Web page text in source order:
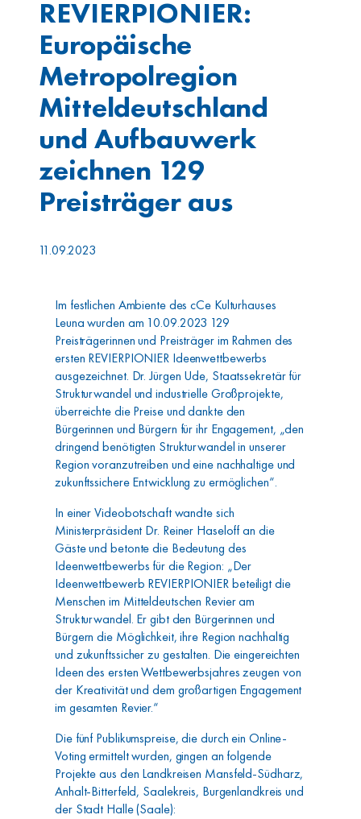
REVIERPIONIER:
Europäische
Metropolregion
Mitteldeutschland
und Aufbauwerk
zeichnen 129
Preisträger aus
11.09.2023
Im festlichen Ambiente des cCe Kulturhauses
Leuna wurden am 10.09.2023 129
Preisträgerinnen und Preisträger im Rahmen des
ersten REVIERPIONIER Ideenwettbewerbs
ausgezeichnet. Dr. Jürgen Ude, Staatssekretär für
Strukturwandel und industrielle Großprojekte,
überreichte die Preise und dankte den
Bürgerinnen und Bürgern für ihr Engagement, „den
dringend benötigten Strukturwandel in unserer
Region voranzutreiben und eine nachhaltige und
zukunftssichere Entwicklung zu ermöglichen“.
In einer Videobotschaft wandte sich
Ministerpräsident Dr. Reiner Haseloff an die
Gäste und betonte die Bedeutung des
Ideenwettbewerbs für die Region: „Der
Ideenwettbewerb REVIERPIONIER beteiligt die
Menschen im Mitteldeutschen Revier am
Strukturwandel. Er gibt den Bürgerinnen und
Bürgern die Möglichkeit, ihre Region nachhaltig
und zukunftssicher zu gestalten. Die eingereichten
Ideen des ersten Wettbewerbsjahres zeugen von
der Kreativität und dem großartigen Engagement
im gesamten Revier.“
Die fünf Publikumspreise, die durch ein Online-
Voting ermittelt wurden, gingen an folgende
Projekte aus den Landkreisen Mansfeld-Südharz,
Anhalt-Bitterfeld, Saalekreis, Burgenlandkreis und
der Stadt Halle (Saale):